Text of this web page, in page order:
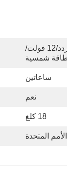
بطارية سيارة تيار متردد/12 فولت/
شمسية
ساعاتين
نعم
18 كلغ
المتحدة